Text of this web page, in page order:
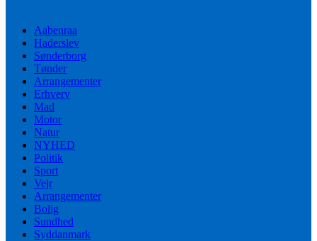
Aabenraa
Haderslev
Sønderborg
Tønder
Arrangementer
Erhverv
Mad
Motor
Natur
NYHED
Politik
Sport
Vejr
Arrangementer
Bolig
Sundhed
Syddanmark